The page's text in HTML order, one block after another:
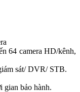
64 camera HD/kênh,
sát/ DVR/ STB.
gian bảo hành.